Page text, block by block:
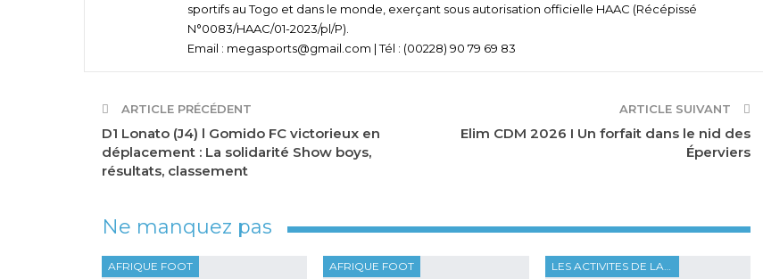
sportifs au Togo et dans le monde, exerçant sous autorisation officielle HAAC (Récépissé
N°0083/HAAC/01-2023/pl/P).
Email : megasports@gmail.com | Tél : (00228) 90 79 69 83
ARTICLE PRÉCÉDENT
D1 Lonato (J4) l Gomido FC victorieux en
déplacement : La solidarité Show boys,
résultats, classement
ARTICLE SUIVANT
Elim CDM 2026 I Un forfait dans le nid des
Éperviers
Ne manquez pas
AFRIQUE FOOT AFRIQUE FOOT